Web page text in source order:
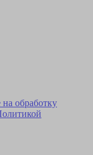
на обработку